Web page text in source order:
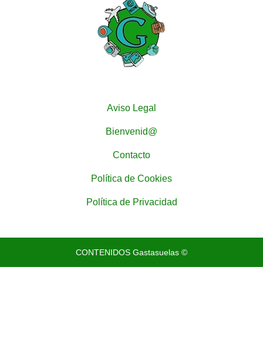
Aviso Legal
Bienvenid@
Contacto
Política de Cookies
Política de Privacidad
CONTENIDOS Gastasuelas ©